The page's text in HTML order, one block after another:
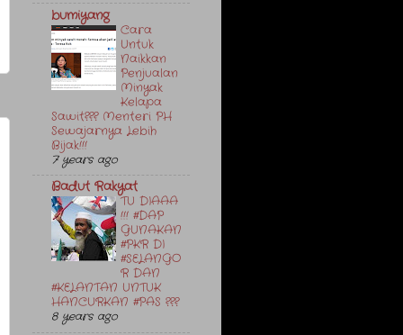
bumiyang
Cara
Untuk
Naikkan
Penjualan
Minyak
Kelapa
Sawit??? Menteri PH
Sewajarnya Lebih
Bijak!!!
7 years ago
Badut Rakyat
TU DIAAA
!!! #DAP
GUNAKAN
#PKR DI
#SELANGO
R DAN
#KELANTAN UNTUK
HANCURKAN #PAS ???
8 years ago